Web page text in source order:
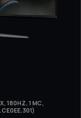
180HZ, 1 МС,